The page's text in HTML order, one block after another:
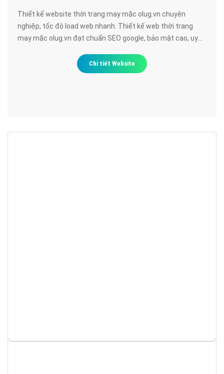
Thiết kế website thời trang may mặc olug.vn chuyên
nghiệp, tốc độ load web nhanh. Thiết kế web thời trang
may mặc olug.vn đạt chuẩn SEO google, bảo mật cao, uy
Chi tiết Website